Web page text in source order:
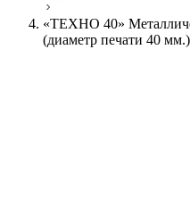
«ТЕХНО 40»
(диаметр печати 40 мм.)